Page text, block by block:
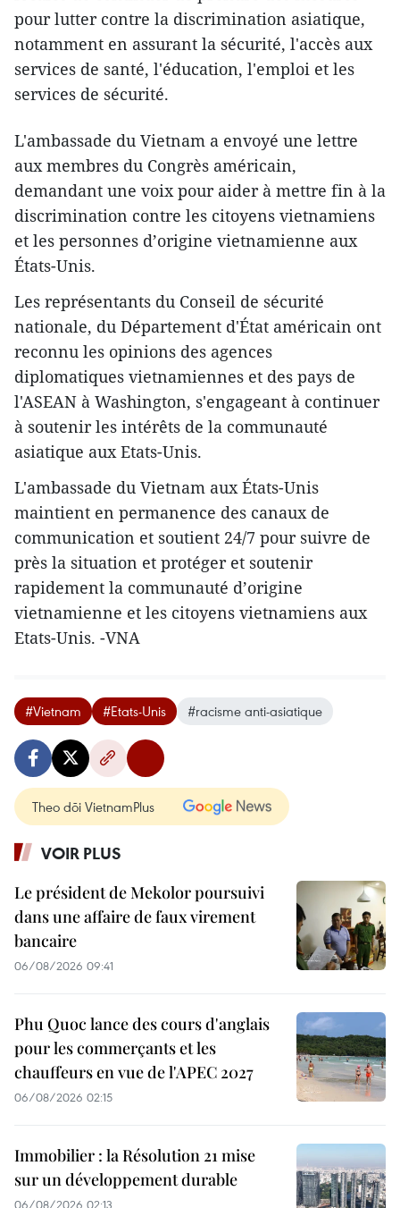
pour lutter contre la discrimination asiatique,
notamment en assurant la sécurité, l'accès aux
services de santé, l'éducation, l'emploi et les
services de sécurité.
L'ambassade du Vietnam a envoyé une lettre
aux membres du Congrès américain,
demandant une voix pour aider à mettre fin à la
discrimination contre les citoyens vietnamiens
et les personnes d’origine vietnamienne aux
États-Unis.
Les représentants du Conseil de sécurité
nationale, du Département d'État américain ont
reconnu les opinions des agences
diplomatiques vietnamiennes et des pays de
l'ASEAN à Washington, s'engageant à continuer
à soutenir les intérêts de la communauté
asiatique aux Etats-Unis.
L'ambassade du Vietnam aux États-Unis
maintient en permanence des canaux de
communication et soutient 24/7 pour suivre de
près la situation et protéger et soutenir
rapidement la communauté d’origine
vietnamienne et les citoyens vietnamiens aux
Etats-Unis. -VNA
#Vietnam #Etats-Unis #racisme anti-asiatique
Theo dõi VietnamPlus
VOIR PLUS
Le président de Mekolor poursuivi
dans une affaire de faux virement
bancaire
06/08/2026 09:41
Phu Quoc lance des cours d'anglais
pour les commerçants et les
chauffeurs en vue de l'APEC 2027
06/08/2026 02:15
Immobilier : la Résolution 21 mise
sur un développement durable
06/08/2026 02:13